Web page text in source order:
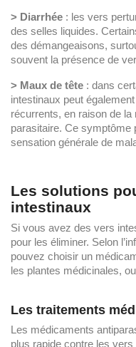
> Diarrhée : les vers
des selles liquides.
des démangeaisons,
souvent la présence de
> Maux de tête : dans
intestinaux peut
récurrents, en raison de la
parasitaire. Ce symptôme
sensation générale de
Les solutions
intestinaux
Si vous avez des vers
pour les éliminer. Selon
pouvez choisir un
les plantes médicinales,
Les traitements
Les médicaments
plus rapide contre les